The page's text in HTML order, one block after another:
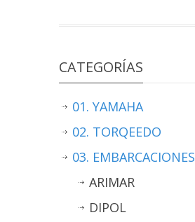
CATEGORÍAS
01. YAMAHA
02. TORQEEDO
03. EMBARCACIONES
ARIMAR
DIPOL